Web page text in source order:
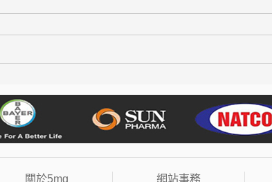
關於5mg 網站事務